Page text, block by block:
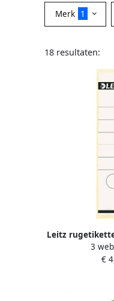
Merk 1
18 resultaten:
Leitz
6 1 x 28 5 cm
3
€